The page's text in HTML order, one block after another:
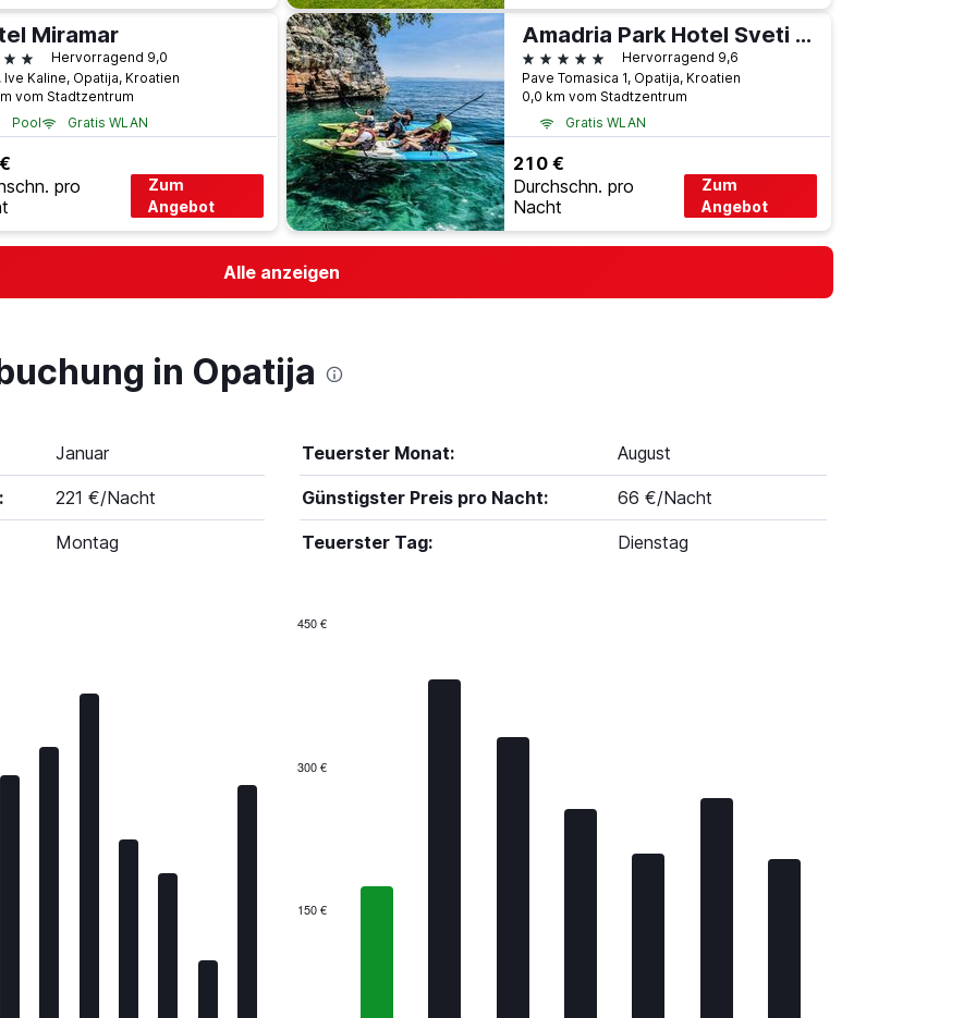
Miramar
Hervorragend 9,0
Ive Kaline, Opatija, Kroatien
vom Stadtzentrum
Pool
Gratis WLAN
pro
Zum
Angebot
Amadria Park Hotel Sveti Jakov
5 Sterne
Hervorragend 9,6
Pave Tomasica 1, Opatija, Kroatien
0,0 km vom Stadtzentrum
Gratis WLAN
210 €
Durchschn. pro
Nacht
Zum
Angebot
Alle anzeigen
in Opatija
Januar Teuerster Monat: August
221 €/Nacht Günstigster Preis pro Nacht: 66 €/Nacht
Montag Teuerster Tag: Dienstag
The
displaying
categories.
150 €
300 €
450 €